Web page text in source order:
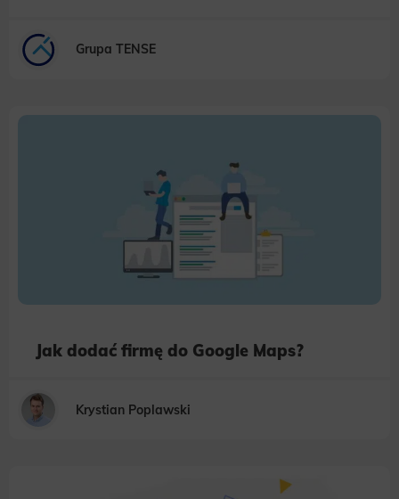
Grupa TENSE
Jak dodać firmę do Google Maps?
Krystian Poplawski